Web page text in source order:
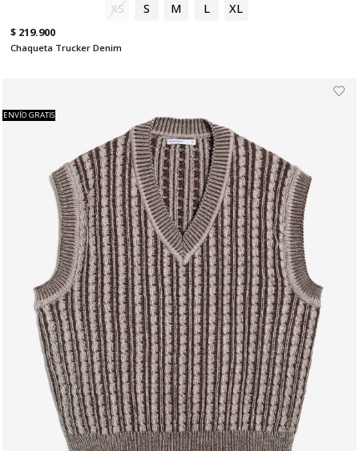
XS S M L XL
$ 219.900
Chaqueta Trucker Denim
ENVÍO GRATIS